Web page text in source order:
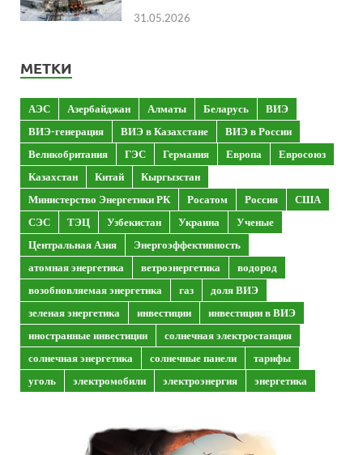
31.05.2026
МЕТКИ
АЭС Азербайджан Алматы Беларусь
ВИЭ
ВИЭ-генерация
ВИЭ в Казахстане
ВИЭ в России
Великобритания
ГЭС Германия Европа
Евросоюз
Казахстан
Китай
Кыргызстан
Министерство Энергетики РК
Росатом Россия
США
СЭС
ТЭЦ Узбекистан Украина
Ученые
Центральная Азия
Энергоэффективность
атомная энергетика
ветроэнергетика
водород
возобновляемая энергетика
газ
доля ВИЭ
зеленая энергетика
инвестиции
инвестиции в ВИЭ
иностранные инвестиции
солнечная электростанция
солнечная энергетика
солнечные панели
тарифы
уголь
электромобили электроэнергия энергетика